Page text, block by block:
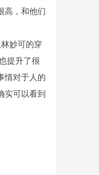
高，和他们
妙可的穿
提升了很
情对于人的
实可以看到